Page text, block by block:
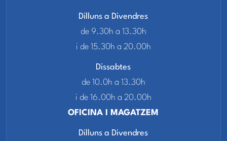
Dilluns a Divendres
de 9.30h a 13.30h
i de 15.30h a 20.00h
Dissabtes
de 10.0h a 13.30h
i de 16.00h a 20.00h
OFICINA I MAGATZEM
Dilluns a Divendres